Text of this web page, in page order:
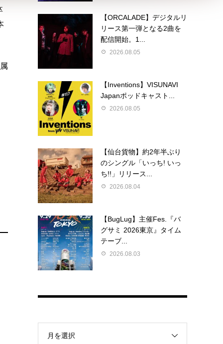
【ORCALADE】デジタルリ
リース第一弾となる2曲を
配信開始。1...
2026.08.05
【Inventions】VISUNAVI
Japanポッドキャスト...
2026.08.05
【仙台貨物】約2年半ぶり
のシングル「いっち! いっ
ち!!」リリース...
2026.08.04
【BugLug】主催Fes.『バ
グサミ 2026東京』タイム
テーブ...
2026.08.03
月を選択